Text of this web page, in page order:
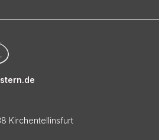
Kirchentellinsfurt